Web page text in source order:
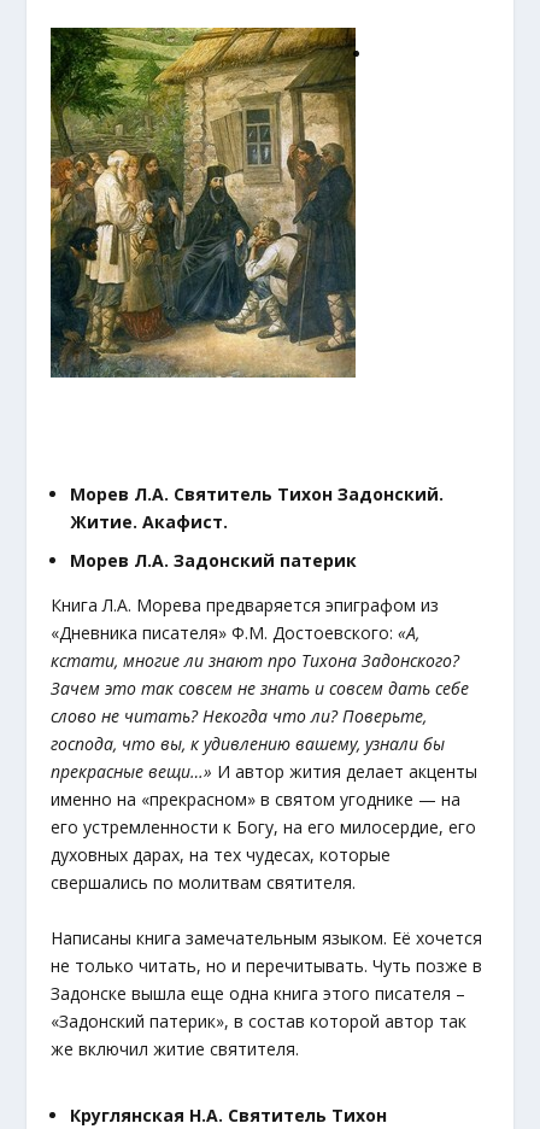
Морев Л.А. Святитель Тихон Задонский.
Житие. Акафист.
Морев Л.А. Задонский патерик
Книга Л.А. Морева предваряется эпиграфом из
«Дневника писателя» Ф.М. Достоевского:«А,
кстати, многие ли знают про Тихона Задонского?
Зачем это так совсем не знать и совсем дать себе
слово не читать? Некогда что ли? Поверьте,
господа, что вы, к удивлению вашему, узнали бы
прекрасные вещи…» И автор жития делает акценты
именно на «прекрасном» в святом угоднике — на
его устремленности к Богу, на его милосердие, его
духовных дарах, на тех чудесах, которые
свершались по молитвам святителя.
Написаны книга замечательным языком. Её хочется
не только читать, но и перечитывать. Чуть позже в
Задонске вышла еще одна книга этого писателя –
«Задонский патерик», в состав которой автор так
же включил житие святителя.
Круглянская Н.А. Святитель Тихон